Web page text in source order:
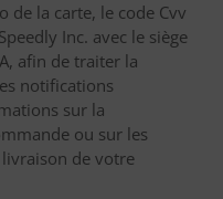
de la carte, le code Cvv
Inc. avec le siège
afin de traiter la
notifications
sur la
ou sur les
de votre